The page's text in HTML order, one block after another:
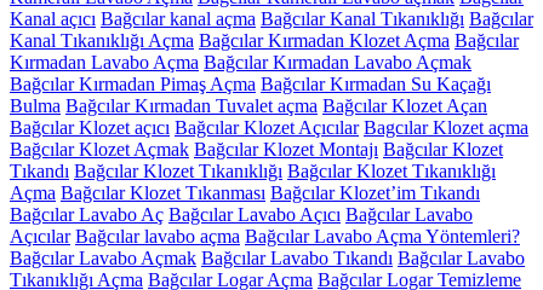
Kanal açıcı Bağcılar kanal açma Bağcılar Kanal Tıkanıklığı Bağcılar
Kanal Tıkanıklığı Açma Bağcılar Kırmadan Klozet Açma Bağcılar
Kırmadan Lavabo Açma Bağcılar Kırmadan Lavabo Açmak
Bağcılar Kırmadan Pimaş Açma Bağcılar Kırmadan Su Kaçağı
Bulma Bağcılar Kırmadan Tuvalet açma Bağcılar Klozet Açan
Bağcılar Klozet açıcı Bağcılar Klozet Açıcılar Bagcılar Klozet açma
Bağcılar Klozet Açmak Bağcılar Klozet Montajı Bağcılar Klozet
Tıkandı Bağcılar Klozet Tıkanıklığı Bağcılar Klozet Tıkanıklığı
Açma Bağcılar Klozet Tıkanması Bağcılar Klozet’im Tıkandı
Bağcılar Lavabo Aç Bağcılar Lavabo Açıcı Bağcılar Lavabo
Açıcılar Bağcılar lavabo açma Bağcılar Lavabo Açma Yöntemleri?
Bağcılar Lavabo Açmak Bağcılar Lavabo Tıkandı Bağcılar Lavabo
Tıkanıklığı Açma Bağcılar Logar Açma Bağcılar Logar Temizleme